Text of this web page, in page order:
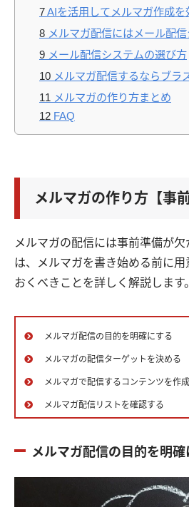
7AIを活用してメルマガ作成
8 メルマガ配信にはメール配
9 メール配信システムの選び方
10 メルマガ配信するならブラ
11 メルマガの作り方まとめ
12 FAQ
メルマガの作り方【事前
メルマガの配信には事前準備が
は、メルマガを書き始める前に用
おくべきことを詳しく解説します。
メルマガ配信の目的を明確にする
メルマガの配信ターゲットを決める
メルマガで配信するコンテンツを作
メルマガ配信リストを確認する
メルマガ配信の目的を明確